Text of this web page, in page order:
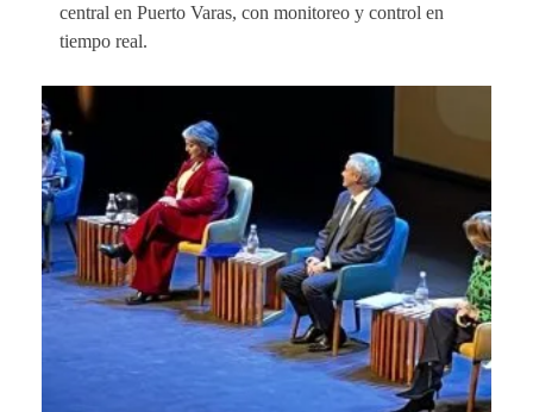
central en Puerto Varas, con monitoreo y control en
tiempo real.